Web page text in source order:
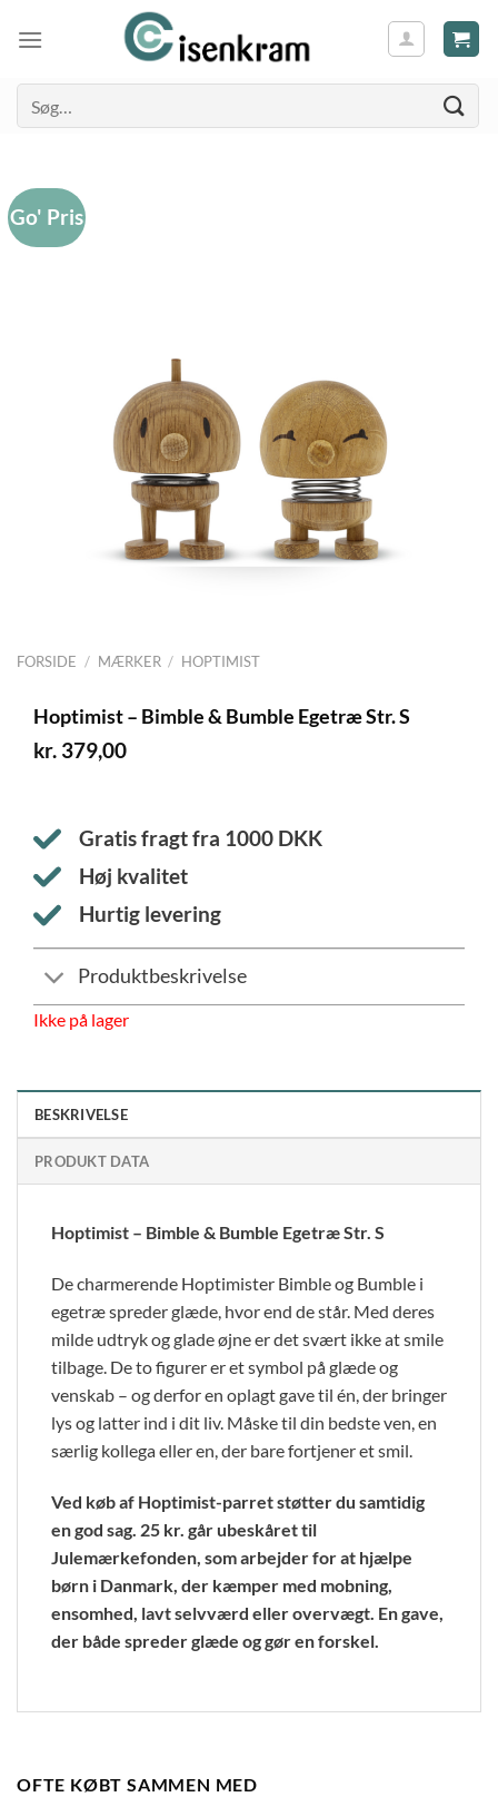
efter:
FORSIDE / MÆRKER / HOPTIMIST
Go' Pris
Hoptimist – Bimble & Bumble Egetræ Str. S
kr. 379,00
Gratis fragt fra 1000 DKK
Høj kvalitet
Hurtig levering
Produktbeskrivelse
Ikke på lager
BESKRIVELSE
PRODUKT DATA
Hoptimist – Bimble & Bumble Egetræ Str. S
De charmerende Hoptimister Bimble og Bumble i
egetræ spreder glæde, hvor end de står. Med deres
milde udtryk og glade øjne er det svært ikke at smile
tilbage. De to figurer er et symbol på glæde og
venskab – og derfor en oplagt gave til én, der bringer
lys og latter ind i dit liv. Måske til din bedste ven, en
særlig kollega eller en, der bare fortjener et smil.
Ved køb af Hoptimist-parret støtter du samtidig
en god sag. 25 kr. går ubeskåret til
Julemærkefonden, som arbejder for at hjælpe
børn i Danmark, der kæmper med mobning,
ensomhed, lavt selvværd eller overvægt. En gave,
der både spreder glæde og gør en forskel.
OFTE KØBT SAMMEN MED